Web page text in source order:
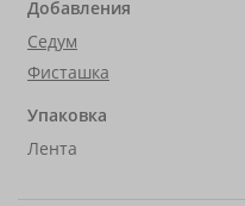
Добавления
Седум
Фисташка
Упаковка
Лента